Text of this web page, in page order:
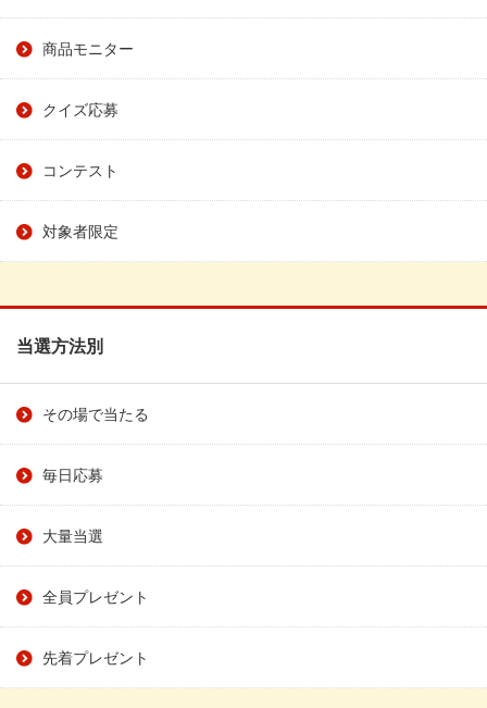
商品モニター
クイズ応募
コンテスト
対象者限定
当選方法別
その場で当たる
毎日応募
大量当選
全員プレゼント
先着プレゼント